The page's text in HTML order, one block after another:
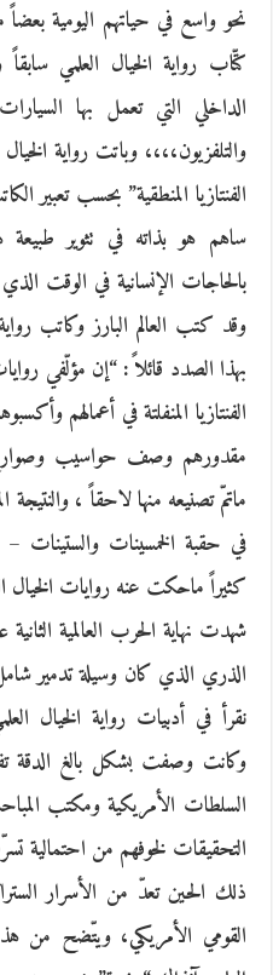
نحو واسع في حياتهم اليومية بعضاً
كتّاب رواية الخيال العلمي
الداخلي التي تعمل بها
والتلفزيون،،،، وباتت رواية
الفنتازيا المنطقية” بحسب تعبير
ساهم هو بذاته في تثوير طبيعة
بالحاجات الإنسانية في الوقت
وقد كتب العالم البارز وكاتب
بهذا الصدد قائلاً : “إن مؤلّفي
الفنتازيا المنفلتة في أعمالهم
مقدورهم وصف حواسيب
ماتمّ تصنيعه منها لاحقاً ،
في حقبة الخمسينات
كثيراً ماحكت عنه روايات الخيال
الذري الذي كان وسيلة تدمير
وكانت وصفت بشكل بالغ الدقة
السلطات الأمريكية ومكتب
التحقيقات لخوفهم من احتمالية
ذلك الحين تعدّ من الأسرار
القومي الأمريكي، ويتّضح من